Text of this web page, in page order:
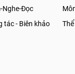
Nghe-Đọc
tác - Biên khảo